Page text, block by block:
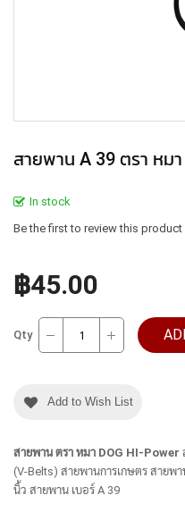
สายพาน A 39 ตรา หม
In stock
Be the first to review this product
฿45.00
Qty
Add to Wish List
สายพาน ตรา หมา DOG HI-Power
(V-Belts) สายพานการเกษตร สายพ
นิ้ว สายพาน เบอร์ A 39